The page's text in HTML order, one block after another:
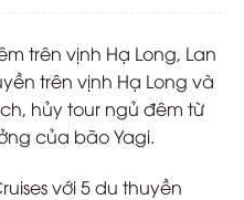
trên vịnh Hạ Long, Lan
trên vịnh Hạ Long và
hủy tour ngủ đêm từ
của bão Yagi.
với 5 du thuyền